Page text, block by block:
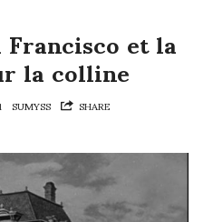
et la
la colline
SUMYSS SHARE